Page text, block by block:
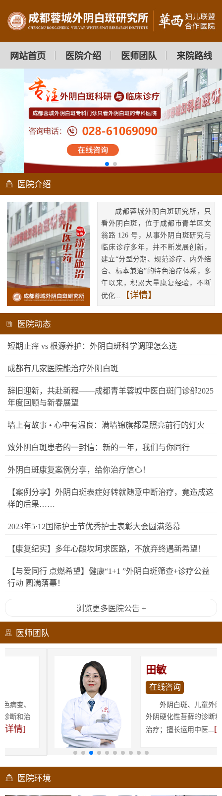
网站首页 医院介绍 医师团队 来院路线
医院介绍
成都蓉城外阴白斑研究所，只
看外阴白斑，位于成都市青羊区文
翁路 126 号，从事外阴白斑研究与
临床诊疗多年，并不断发展创新，
建立“分型分期、规范诊疗、内外结
合、标本兼治”的特色治疗体系，多
年以来，积累大量康复经验，不断
优化...
【详情】
医院动态
短期止痒 vs 根源养护：外阴白斑科学调理怎么选
成都有几家医院能治疗外阴白斑
辞旧迎新，共赴新程——成都青羊蓉城中医白斑门诊部2025
年度回顾与新春展望
墙上有故事 • 心中有温良：满墙锦旗都是照亮前行的灯火
致外阴白斑患者的一封信：新的一年，我们与你同行
外阴白斑康复案例分享，给你治疗信心！
【案例分享】外阴白斑表症好转就随意中断治疗，竟造成这
样的后果……
2023年5·12国际护士节优秀护士表彰大会圆满落幕
【康复纪实】多年心酸坎坷求医路，不放弃终遇新希望！
【与爱同行 点燃希望】健康“1+1 ”外阴白斑筛查+诊疗公益
行动 圆满落幕！
浏览更多医院公告 +
医师团队
田敏
在线咨询
外阴白斑、儿童外阴白斑、
外阴硬化性苔藓的诊断和中医药
治疗；擅长运用中医...[详情]
医院环境